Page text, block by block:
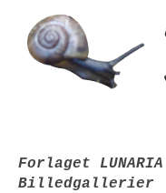
Forlaget LUNARIA
Billedgallerier